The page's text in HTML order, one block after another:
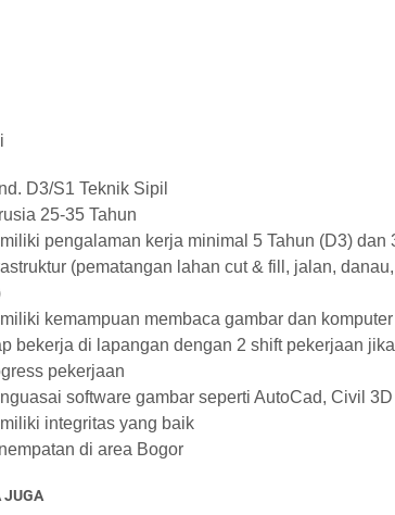
D3/S1 Teknik Sipil
25-35 Tahun
pengalaman kerja minimal 5 Tahun (D3) dan
(pematangan lahan cut & fill, jalan,
kemampuan membaca gambar dan komputer
bekerja di lapangan dengan 2 shift pekerjaan
pekerjaan
software gambar seperti AutoCad, Civil 3D
integritas yang baik
di area Bogor
JUGA